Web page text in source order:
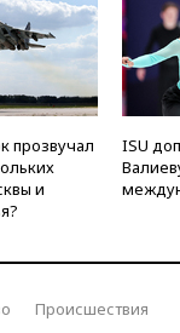
прозвучал
и
ISU
Происшествия